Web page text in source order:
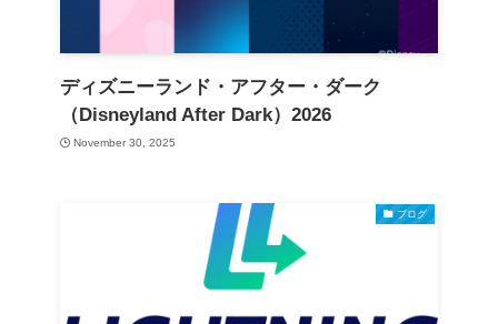
ディズニーランド・アフター・ダーク
（Disneyland After Dark）2026
November 30, 2025
ブログ